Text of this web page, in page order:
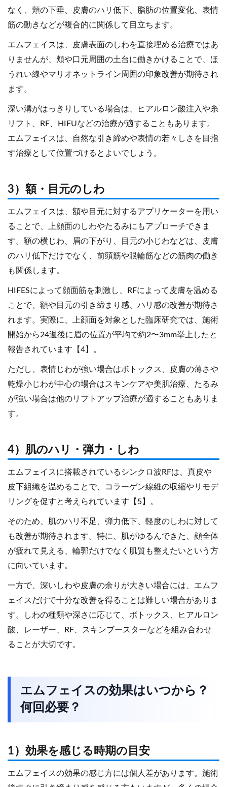
なく、頬の下垂、皮膚のハリ低下、脂肪の位置変化、表情
筋の動きなどが複合的に関係して目立ちます。
エムフェイスは、皮膚表面のしわを直接埋める治療ではあ
りませんが、頬や口元周囲の土台に働きかけることで、ほ
うれい線やマリオネットライン周囲の印象改善が期待され
ます。
深い溝がはっきりしている場合は、ヒアルロン酸注入や糸
リフト、RF、HIFUなどの治療が適することもあります。
エムフェイスは、自然な引き締めや表情の若々しさを目指
す治療として位置づけるとよいでしょう。
3）額・目元のしわ
エムフェイスは、額や目元に対するアプリケーターを用い
ることで、上顔面のしわやたるみにもアプローチできま
す。額の横じわ、眉の下がり、目元の小じわなどは、皮膚
のハリ低下だけでなく、前頭筋や眼輪筋などの筋肉の働き
も関係します。
HIFESによって顔面筋を刺激し、RFによって皮膚を温める
ことで、額や目元の引き締まり感、ハリ感の改善が期待さ
れます。実際に、上顔面を対象とした臨床研究では、施術
開始から24週後に眉の位置が平均で約2〜3mm挙上したと
報告されています【4】。
ただし、表情じわが強い場合はボトックス、皮膚の薄さや
乾燥小じわが中心の場合はスキンケアや美肌治療、たるみ
が強い場合は他のリフトアップ治療が適することもありま
す。
4）肌のハリ・弾力・しわ
エムフェイスに搭載されているシンクロ波RFは、真皮や
皮下組織を温めることで、コラーゲン線維の収縮やリモデ
リングを促すと考えられています【5】。
そのため、肌のハリ不足、弾力低下、軽度のしわに対して
も改善が期待されます。特に、肌がゆるんできた、顔全体
が疲れて見える、輪郭だけでなく肌質も整えたいという方
に向いています。
一方で、深いしわや皮膚の余りが大きい場合には、エムフ
ェイスだけで十分な改善を得ることは難しい場合がありま
す。しわの種類や深さに応じて、ボトックス、ヒアルロン
酸、レーザー、RF、スキンブースターなどを組み合わせ
ることが大切です。
エムフェイスの効果はいつから？
何回必要？
1）効果を感じる時期の目安
エムフェイスの効果の感じ方には個人差があります。施術